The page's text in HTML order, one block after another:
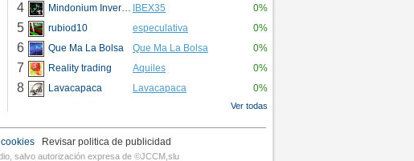
4 Mindonium Inversions IBEX35 0%
5 rubiod10 especulativa 0%
6 Que Ma La Bolsa Que Ma La Bolsa 0%
7 Reality trading Aquiles 0%
8 Lavacapaca Lavacapaca 0%
Ver todas
Revisar politica de publicidad
salvo autorización expresa de ©JCCM,slu